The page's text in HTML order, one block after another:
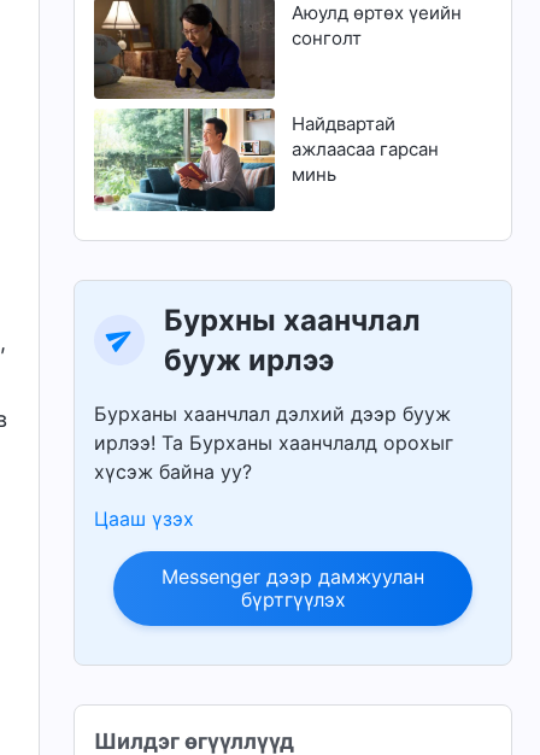
Аюулд өртөх үеийн
сонголт
Найдвартай
ажлаасаа гарсан
минь
Бурхны хаанчлал
бууж ирлээ
Бурханы хаанчлал дэлхий дээр бууж
ирлээ! Та Бурханы хаанчлалд орохыг
хүсэж байна уу?
Цааш үзэх
Messenger дээр дамжуулан
бүртгүүлэх
Шилдэг өгүүллүүд